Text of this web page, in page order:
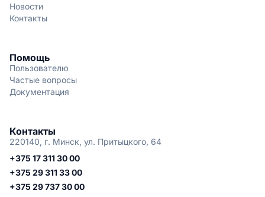
Новости
Контакты
Помощь
Пользователю
Частые вопросы
Документация
Контакты
220140, г. Минск, ул. Притыцкого, 64
+375 17 311 30 00
+375 29 311 33 00
+375 29 737 30 00